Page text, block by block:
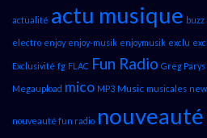
actualité actu musique buzz
electro enjoy enjoy-musik enjoymusik exclu
Exclusivité fg FLAC Fun Radio Greg Parys
Megaupload mico MP3 Music musicales
nouveauté fun radio